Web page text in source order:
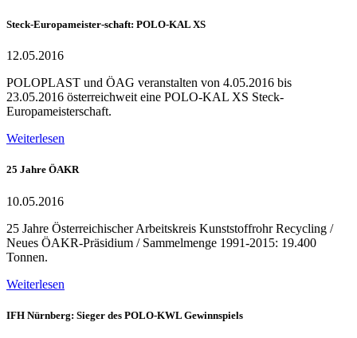
Steck-Europameister-schaft: POLO-KAL XS
12.05.2016
POLOPLAST und ÖAG veranstalten von 4.05.2016 bis
23.05.2016 österreichweit eine POLO-KAL XS Steck-
Europameisterschaft.
Weiterlesen
25 Jahre ÖAKR
10.05.2016
25 Jahre Österreichischer Arbeitskreis Kunststoffrohr Recycling /
Neues ÖAKR-Präsidium / Sammelmenge 1991-2015: 19.400
Tonnen.
Weiterlesen
IFH Nürnberg: Sieger des POLO-KWL Gewinnspiels